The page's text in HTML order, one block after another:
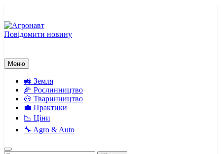
вмісту
Повідомити новину
Меню
🚜 Земля
🌽 Рослинництво
🐽 Тваринництво
💼 Практики
📉 Ціни
🔧 Agro & Auto